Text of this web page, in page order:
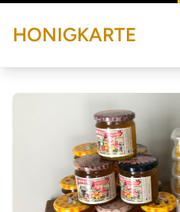
HONIGKARTE